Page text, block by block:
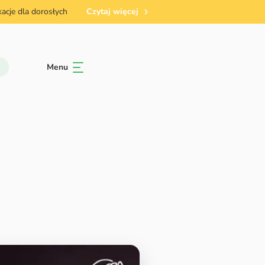
dla dorosłych Czytaj więcej
pierwszą w Polsce stricte dancehallową szkołą tańca w samym
więc aby przekazywać Wam rzetelną wiedzę nasze
Menu